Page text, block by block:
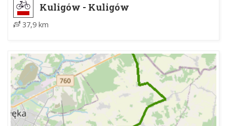
Kuligów - Kuligów
37,9 km